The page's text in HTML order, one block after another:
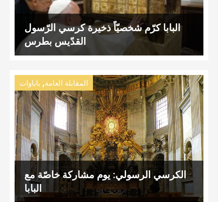
البابا كرّم شخصيّاً ذخيرة كرسي الرّسول
القدّيس بطرس
المقابلة العامة, باباوات
الكرسي الرسولي: يوم مشاركة خاصّة مع
البابا